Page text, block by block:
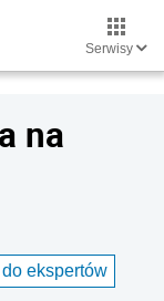
Serwisy
na
do ekspertów